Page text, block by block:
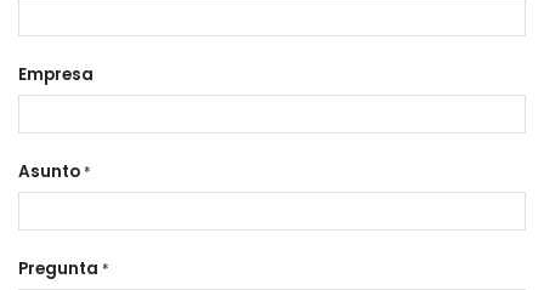
Empresa
Asunto*
Pregunta *